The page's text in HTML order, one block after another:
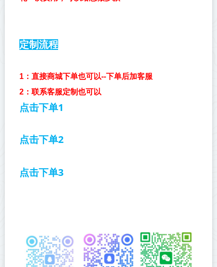
定制流程
1： 直接商城下单也可以--下单后加客服
2：联系客服定制也可以
点击下单1
点击下单2
点击下单3